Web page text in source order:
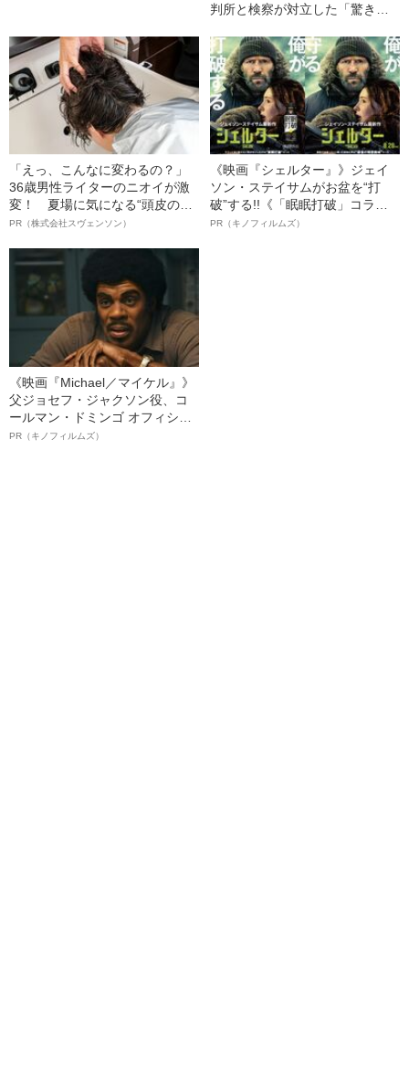
判所と検察が対立した「驚きの
「えっ、こんなに変わるの？」
36歳男性ライターのニオイが激
変！ 夏場に気になる“頭皮のニ
オイ”や“ベタつき”を解消す
ト”が生み出した徹底ケアとは
PR（株式会社スヴェンソン）
《映画『シェルター』》ジェイ
ソン・ステイサムがお盆を“打
破”する!!《「眠眠打破」コラ
ボ》
PR（キノフィルムズ）
《映画『Michael／マイケル』》
父ジョセフ・ジャクソン役、コ
ールマン・ドミンゴ オフィシャ
ルインタビュー“観客を魅了した
PR（キノフィルムズ）